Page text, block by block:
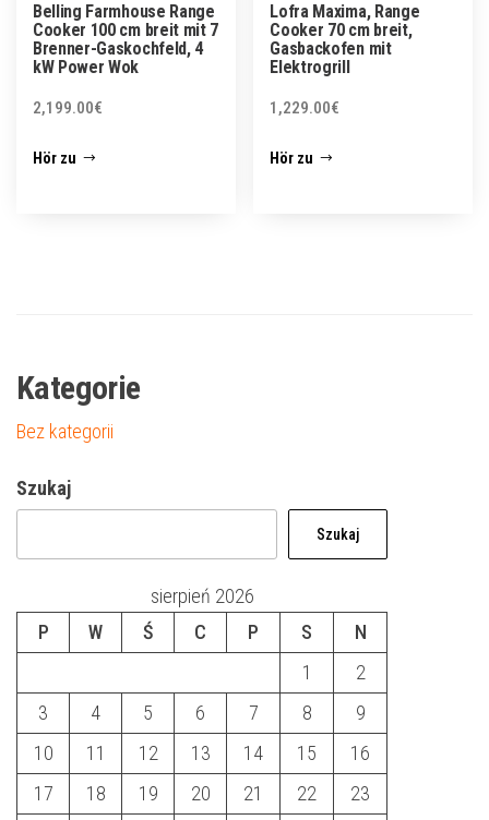
Belling Farmhouse Range
Cooker 100 cm breit mit 7
Brenner-Gaskochfeld, 4
kW Power Wok
2,199.00€
Hör zu
Lofra Maxima, Range
Cooker 70 cm breit,
Gasbackofen mit
Elektrogrill
1,229.00€
Hör zu
Kategorie
Bez kategorii
Szukaj
Szukaj
sierpień 2026
P
W Ś C P S
N
1
2
3
4 5 6 7 8
9
10
11 12 13 14 15
16
17
18 19 20 21 22 23